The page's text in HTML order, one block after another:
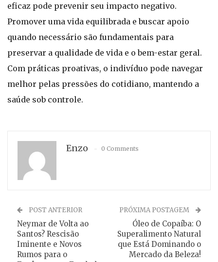
eficaz pode prevenir seu impacto negativo.
Promover uma vida equilibrada e buscar apoio
quando necessário são fundamentais para
preservar a qualidade de vida e o bem-estar geral.
Com práticas proativas, o indivíduo pode navegar
melhor pelas pressões do cotidiano, mantendo a
saúde sob controle.
Enzo 0 Comments
POST ANTERIOR
Neymar de Volta ao
Santos? Rescisão
Iminente e Novos
Rumos para o
PRÓXIMA POSTAGEM
Óleo de Copaíba: O
Superalimento Natural
que Está Dominando o
Mercado da Beleza!